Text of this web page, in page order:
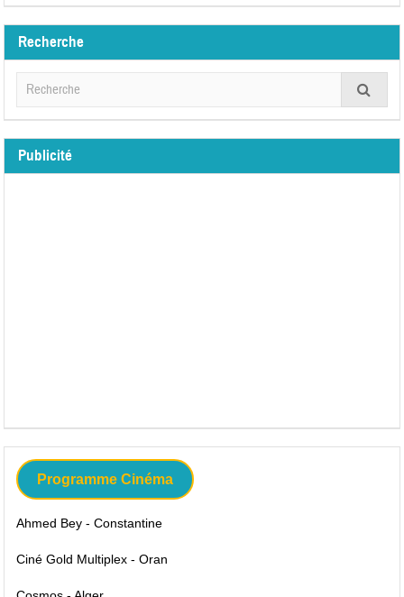
Recherche
Publicité
Programme Cinéma
Ahmed Bey - Constantine
Ciné Gold Multiplex - Oran